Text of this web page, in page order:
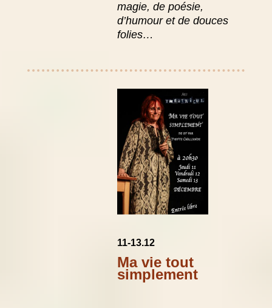
magie, de poésie,
d’humour et de douces
folies…
11-13.12
Ma vie tout
simplement